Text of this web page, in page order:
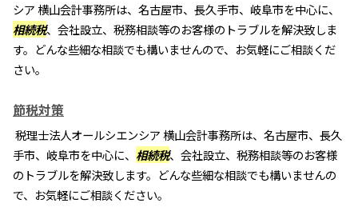
シア 横山会計事務所は、名古屋市、長久手市、岐阜市を中心に、
相続税、会社設立、税務相談等のお客様のトラブルを解決致しま
す。どんな些細な相談でも構いませんので、お気軽にご相談くだ
さい。
節税対策
税理士法人オールシエンシア 横山会計事務所は、名古屋市、長久
手市、岐阜市を中心に、 相続税、会社設立、税務相談等のお客様
のトラブルを解決致します。どんな些細な相談でも構いませんの
で、お気軽にご相談ください。